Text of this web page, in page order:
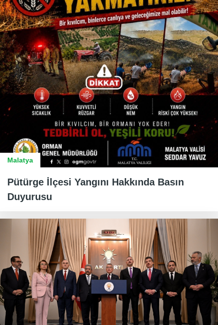
Malatya
Pütürge İlçesi Yangını Hakkında Basın
Duyurusu